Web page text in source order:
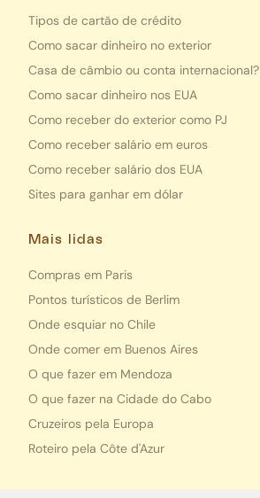
Tipos de cartão de crédito
Como sacar dinheiro no exterior
Casa de câmbio ou conta internacional?
Como sacar dinheiro nos EUA
Como receber do exterior como PJ
Como receber salário em euros
Como receber salário dos EUA
Sites para ganhar em dólar
Mais lidas
Compras em Paris
Pontos turísticos de Berlim
Onde esquiar no Chile
Onde comer em Buenos Aires
O que fazer em Mendoza
O que fazer na Cidade do Cabo
Cruzeiros pela Europa
Roteiro pela Côte d'Azur